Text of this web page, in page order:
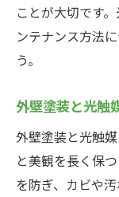
ことが大切です
ンテナンス方法
う。
外壁塗装と光触
外壁塗装と光触
と美観を長く保
を防ぎ、カビや